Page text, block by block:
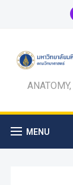
MENU